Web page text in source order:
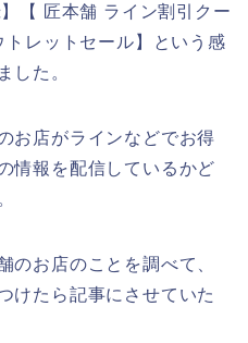
【 匠本舗 ライン割引クー
レットセール】という感
した。
お店がラインなどでお得
情報を配信しているかど
のお店のことを調べて、
けたら記事にさせていた